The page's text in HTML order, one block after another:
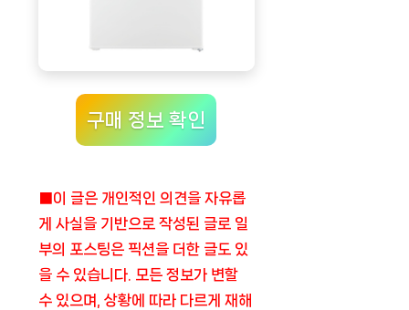
구매 정보 확인
■이 글은 개인적인 의견을 자유롭
게 사실을 기반으로 작성된 글로 일
부의 포스팅은 픽션을 더한 글도 있
을 수 있습니다. 모든 정보가 변할
수 있으며, 상황에 따라 다르게 재해